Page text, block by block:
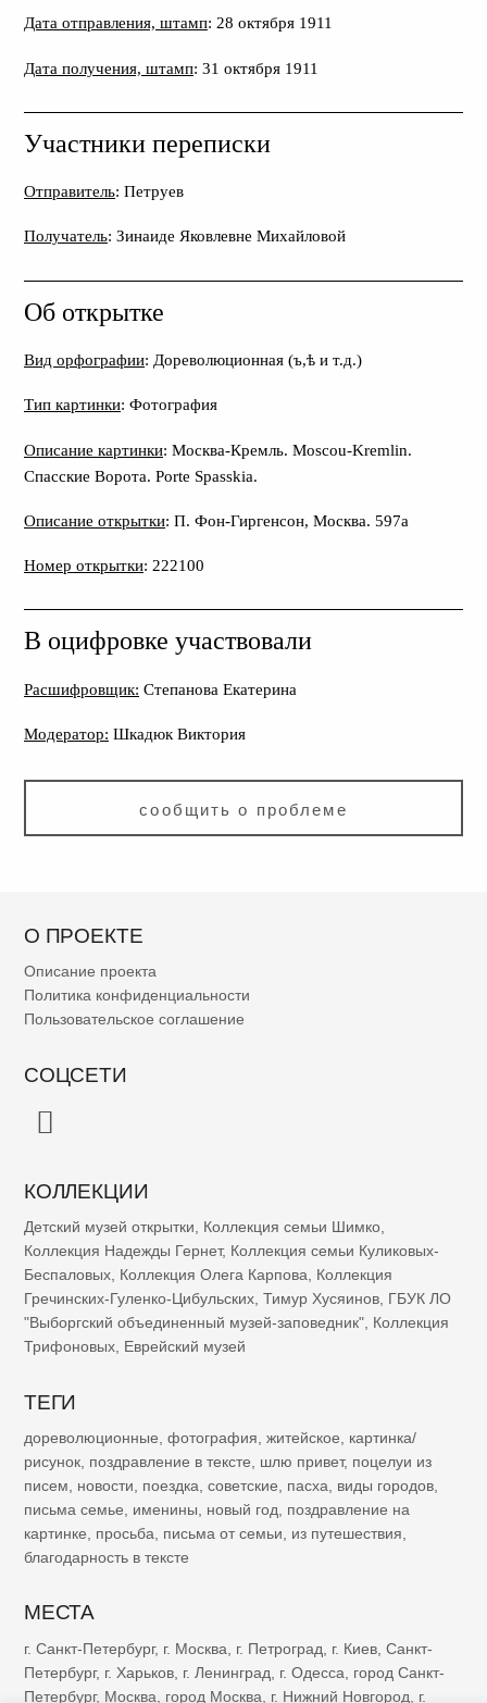
Дата отправления, штамп: 28 октября 1911
Дата получения, штамп: 31 октября 1911
Участники переписки
Отправитель: Петруев
Получатель: Зинаиде Яковлевне Михайловой
Об открытке
Вид орфографии: Дореволюционная (ъ,ѣ и т.д.)
Тип картинки: Фотография
Описание картинки: Москва-Кремль. Moscou-Kremlin.
Спасские Ворота. Porte Spasskia.
Описание открытки: П. Фон-Гиргенсон, Москва. 597а
Номер открытки: 222100
В оцифровке участвовали
Расшифровщик: Степанова Екатерина
Модератор: Шкадюк Виктория
сообщить о проблеме
О ПРОЕКТЕ
Описание проекта
Политика конфиденциальности
Пользовательское соглашение
СОЦСЕТИ
КОЛЛЕКЦИИ
Детский музей открытки Коллекция семьи Шимко
Коллекция Надежды Гернет, Коллекция семьи Куликовых-
Беспаловых Коллекция Олега Карпова
Коллекция
Гречинских-Гуленко-Цибульских Тимур Хусяинов ГБУК ЛО
"Выборгский объединенный музей-заповедник" Коллекция
Трифоновых Еврейский музей
ТЕГИ
дореволюционные фотография житейское
картинка/
рисунок поздравление в тексте шлю привет, поцелуи из
писем
новости поездка советские пасха виды городов
письма семье
именины новый год
поздравление на
картинке
просьба письма от семьи из путешествия
благодарность в тексте
МЕСТА
г. Санкт-Петербург, г. Москва г. Петроград г. Киев Санкт-
Петербург, г. Харьков г. Ленинград г. Одесса
город Санкт-
Петербург, Москва город Москва г. Нижний Новгород г.